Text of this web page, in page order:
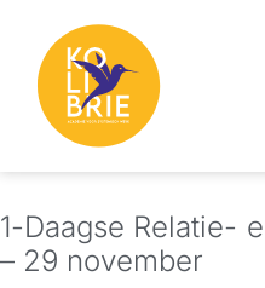
1-Daagse Relatie-
– 29 november